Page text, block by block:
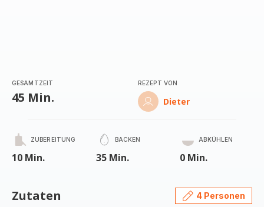
GESAMTZEIT
45 Min.
REZEPT VON
Dieter
ZUBEREITUNG
10 Min.
BACKEN
35 Min.
ABKÜHLEN
0 Min.
Zutaten 4 Personen